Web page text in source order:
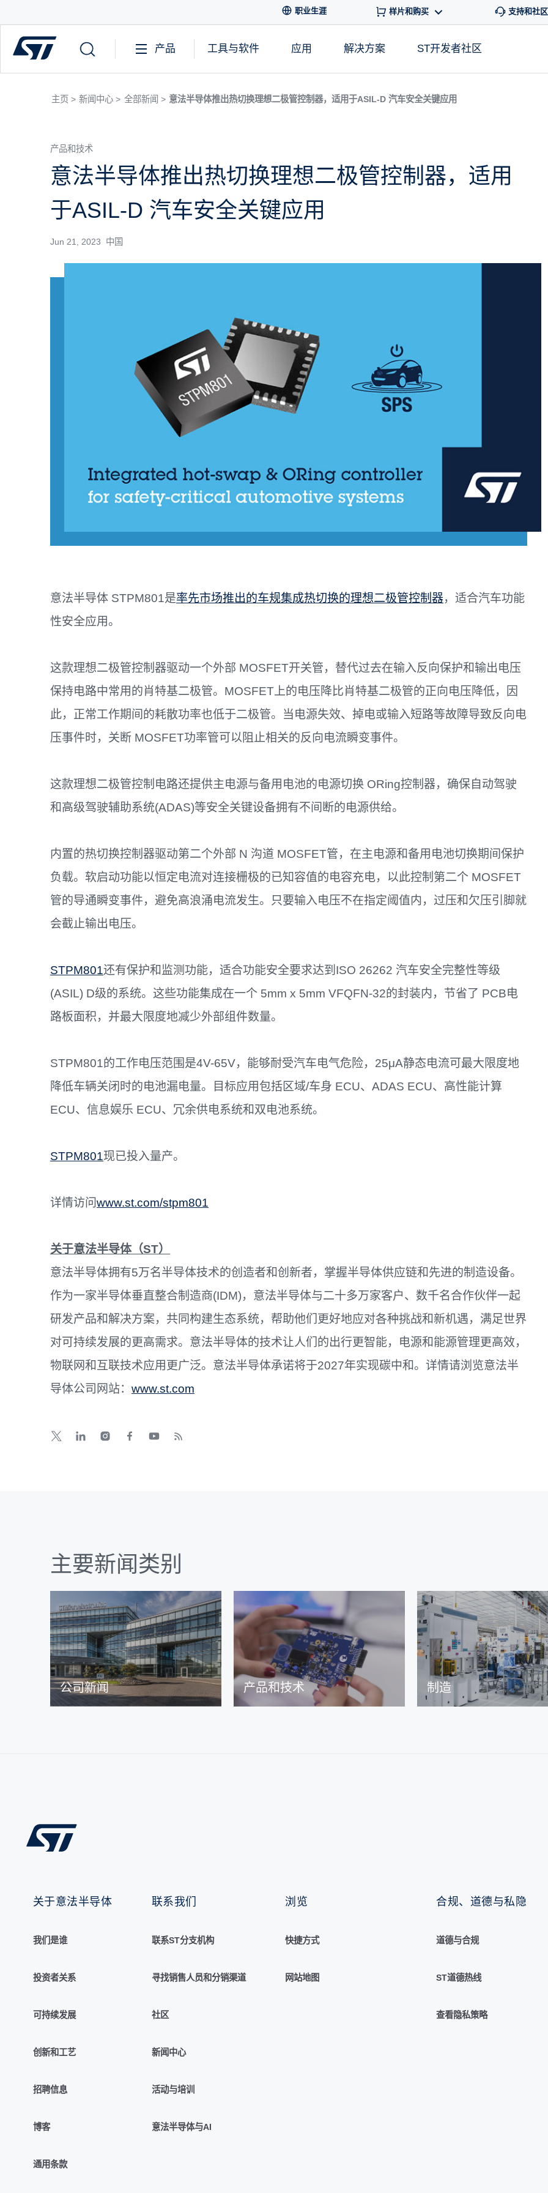
职业生涯 样片和购买 支持和社区
产品 工具与软件 应用 解决方案 ST开发者社区
主页 > 新闻中心 > 全部新闻 > 意法半导体推出热切换理想二极管控制器，适用于ASIL-D 汽车安全关键应用
产品和技术
意法半导体推出热切换理想二极管控制器，适用
于ASIL-D 汽车安全关键应用
Jun 21, 2023 中国
意法半导体 STPM801是率先市场推出的车规集成热切换的理想二极管控制器，适合汽车功能
性安全应用。
这款理想二极管控制器驱动一个外部 MOSFET开关管，替代过去在输入反向保护和输出电压
保持电路中常用的肖特基二极管。MOSFET上的电压降比肖特基二极管的正向电压降低，因
此，正常工作期间的耗散功率也低于二极管。当电源失效、掉电或输入短路等故障导致反向电
压事件时，关断 MOSFET功率管可以阻止相关的反向电流瞬变事件。
这款理想二极管控制电路还提供主电源与备用电池的电源切换 ORing控制器，确保自动驾驶
和高级驾驶辅助系统(ADAS)等安全关键设备拥有不间断的电源供给。
内置的热切换控制器驱动第二个外部 N 沟道 MOSFET管，在主电源和备用电池切换期间保护
负载。软启动功能以恒定电流对连接栅极的已知容值的电容充电，以此控制第二个 MOSFET
管的导通瞬变事件，避免高浪涌电流发生。只要输入电压不在指定阈值内，过压和欠压引脚就
会截止输出电压。
STPM801还有保护和监测功能，适合功能安全要求达到ISO 26262 汽车安全完整性等级
(ASIL) D级的系统。这些功能集成在一个 5mm x 5mm VFQFN-32的封装内，节省了 PCB电
路板面积，并最大限度地减少外部组件数量。
STPM801的工作电压范围是4V-65V，能够耐受汽车电气危险，25μA静态电流可最大限度地
降低车辆关闭时的电池漏电量。目标应用包括区域/车身 ECU、ADAS ECU、高性能计算
ECU、信息娱乐 ECU、冗余供电系统和双电池系统。
STPM801现已投入量产。
详情访问 www.st.com/stpm801
关于意法半导体（ST）
意法半导体拥有5万名半导体技术的创造者和创新者，掌握半导体供应链和先进的制造设备。
作为一家半导体垂直整合制造商(IDM)，意法半导体与二十多万家客户、数千名合作伙伴一起
研发产品和解决方案，共同构建生态系统，帮助他们更好地应对各种挑战和新机遇，满足世界
对可持续发展的更高需求。意法半导体的技术让人们的出行更智能，电源和能源管理更高效，
物联网和互联技术应用更广泛。意法半导体承诺将于2027年实现碳中和。详情请浏览意法半
导体公司网站： www.st.com
主要新闻类别
公司新闻 产品和技术 制造
关于意法半导体
我们是谁
投资者关系
可持续发展
创新和工艺
招聘信息
博客
通用条款
联系我们
联系ST分支机构
寻找销售人员和分销渠道
社区
新闻中心
活动与培训
意法半导体与AI
浏览
快捷方式
网站地图
合规、道德与私隐
道德与合规
ST道德热线
查看隐私策略